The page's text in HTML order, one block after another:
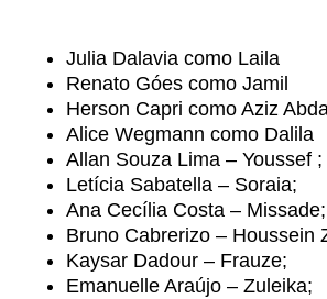
Julia Dalavia como Laila
Renato Góes como Jamil
Herson Capri como Aziz
Alice Wegmann como Dalila
Allan Souza Lima – Youssef ;
Letícia Sabatella – Soraia;
Ana Cecília Costa – Missade;
Bruno Cabrerizo – Houssein
Kaysar Dadour – Frauze;
Emanuelle Araújo – Zuleika;